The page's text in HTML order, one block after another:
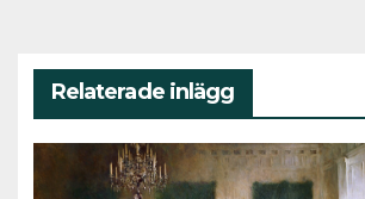
Relaterade inlägg